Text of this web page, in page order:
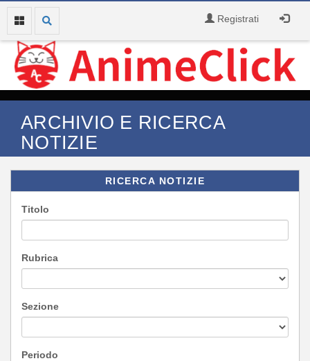
Registrati
ARCHIVIO E RICERCA
NOTIZIE
RICERCA NOTIZIE
Titolo
Rubrica
Sezione
Periodo